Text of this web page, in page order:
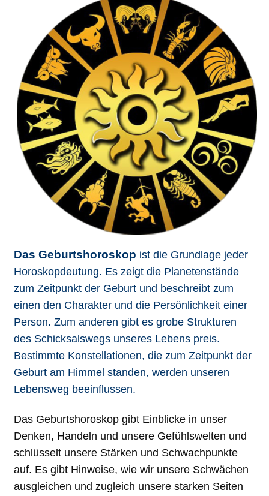
Das Geburtshoroskop ist die Grundlage jeder
Horoskopdeutung. Es zeigt die Planetenstände
zum Zeitpunkt der Geburt und beschreibt zum
einen den Charakter und die Persönlichkeit einer
Person. Zum anderen gibt es grobe Strukturen
des Schicksalswegs unseres Lebens preis.
Bestimmte Konstellationen, die zum Zeitpunkt der
Geburt am Himmel standen, werden unseren
Lebensweg beeinflussen.
Das Geburtshoroskop gibt Einblicke in unser
Denken, Handeln und unsere Gefühlswelten und
schlüsselt unsere Stärken und Schwachpunkte
auf. Es gibt Hinweise, wie wir unsere Schwächen
ausgleichen und zugleich unsere starken Seiten